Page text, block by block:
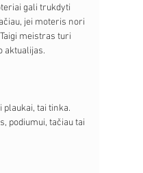
gali trukdyti
jei moteris nori
meistras turi
aktualijas.
tai tinka.
podiumui, tačiau tai